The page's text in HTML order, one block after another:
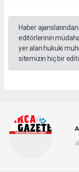
Haber
editörlerinin
yer alan hukuki
sitemizin hiç bir